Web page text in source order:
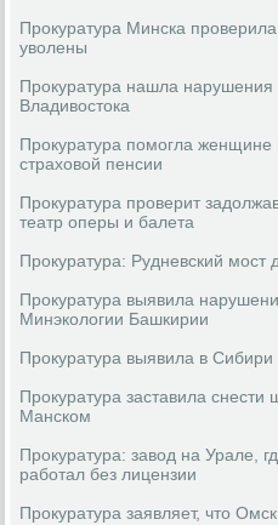
Прокуратура Минска
уволены
Прокуратура нашла нарушения
Владивостока
Прокуратура помогла женщине
страховой пенсии
Прокуратура проверит
театр оперы и балета
Прокуратура: Рудневский мост
Прокуратура выявила
Минэкологии Башкирии
Прокуратура выявила в Сибири
Прокуратура заставила
Манском
Прокуратура: завод на Урале,
работал без лицензии
Прокуратура заявляет, что